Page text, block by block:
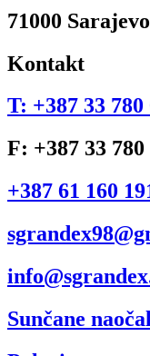
71000 Sarajevo
Kontakt
T: +387 33 780
F: +387 33 780
+387 61 160
Sunčane